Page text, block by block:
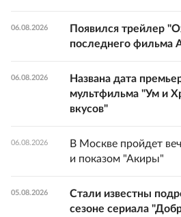
06.08.2026
Появился трейлер
последнего фильма
06.08.2026
Названа дата
мультфильма "Ум и
вкусов"
06.08.2026
В Москве пройдет
и показом "Акиры"
05.08.2026
Стали известны
сезоне сериала